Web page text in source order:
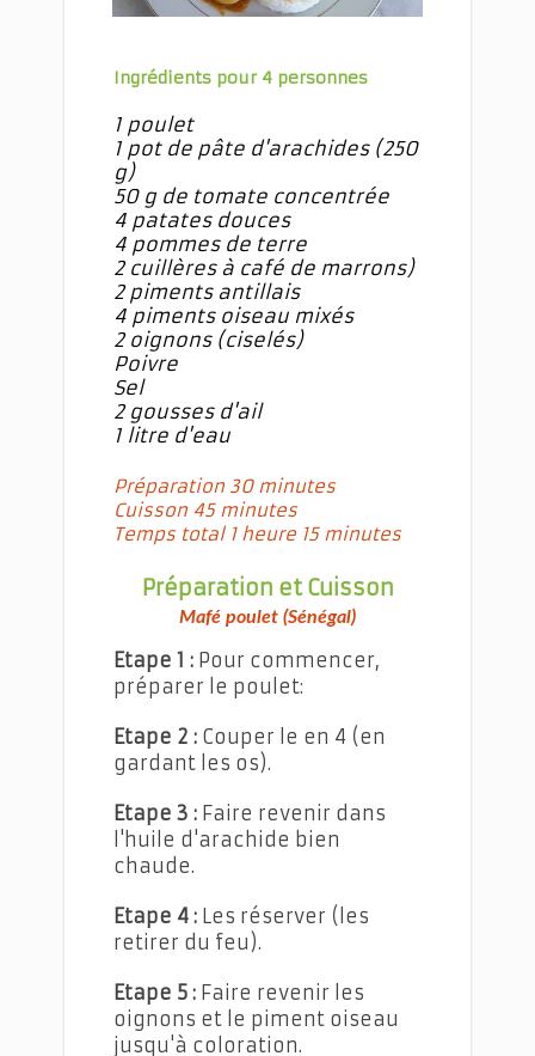
Ingrédients pour 4 personnes
1 poulet
1 pot de pâte d'arachides (250
g)
50 g de tomate concentrée
4 patates douces
4 pommes de terre
2 cuillères à café de marrons)
2 piments antillais
4 piments oiseau mixés
2 oignons (ciselés)
Poivre
Sel
2 gousses d'ail
1 litre d'eau
Préparation 30 minutes
Cuisson 45 minutes
Temps total 1 heure 15 minutes
Préparation et Cuisson
Mafé poulet (Sénégal)
Etape 1 : Pour commencer,
préparer le poulet:
Etape 2 : Couper le en 4 (en
gardant les os).
Etape 3 : Faire revenir dans
l'huile d'arachide bien
chaude.
Etape 4 : Les réserver (les
retirer du feu).
Etape 5 : Faire revenir les
oignons et le piment oiseau
jusqu'à coloration.